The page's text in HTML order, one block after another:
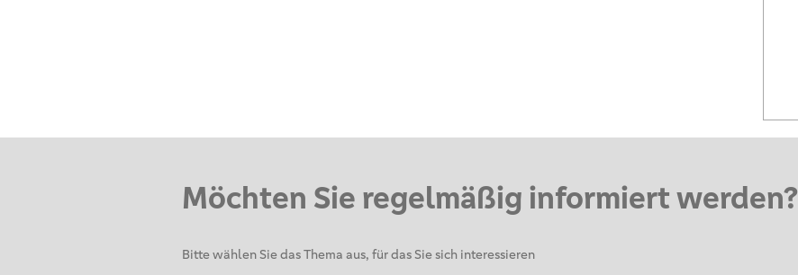
Möchten Sie regelmäßig informiert werden?
Bitte wählen Sie das Thema aus, für das Sie sich interessieren